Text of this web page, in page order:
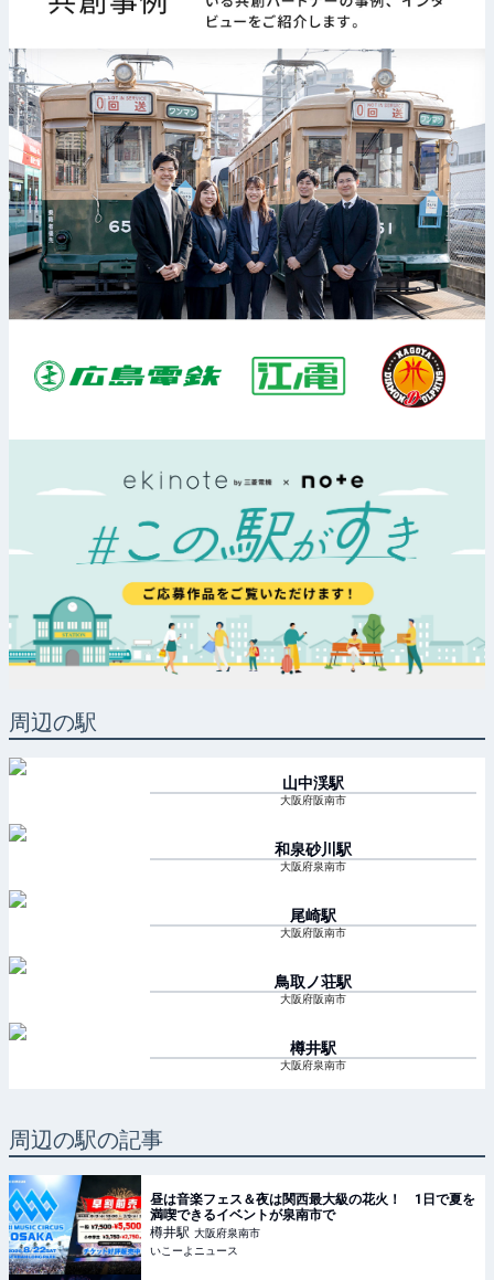
周辺の駅
山中渓駅
大阪府阪南市
和泉砂川 駅
大阪府泉南市
尾崎駅
大阪府阪南市
鳥取ノ荘駅
大阪府阪南市
樽井駅
大阪府泉南市
周辺の駅の記事
昼は音楽フェス＆夜は関西最大級の花火！ 1日で夏を
満喫できるイベントが泉南市で
樽井駅 大阪府泉南市
いこーよニュース